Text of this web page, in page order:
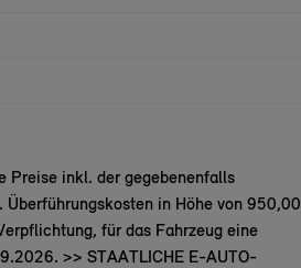
Preise inkl. der gegebenenfalls
in Höhe von 950,00
für das Fahrzeug eine
>> STAATLICHE E-AUTO-